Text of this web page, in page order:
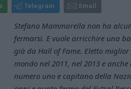
Telegram Email
Stefano Mammarella non ha
fermarsi. E vuole arricchire una
già da Hall of Fame. Eletto
mondo nel 2011, nel 2013 e anche
numero uno e capitano della